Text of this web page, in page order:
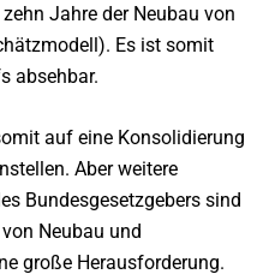
Jahre der Neubau von
Es ist somit
absehbar.
auf eine Konsolidierung
Aber weitere
Bundesgesetzgebers sind
Neubau und
große Herausforderung.